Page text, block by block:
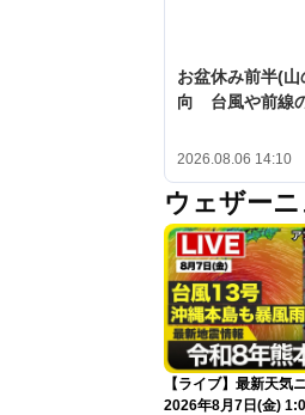
お盆休み前半(
向 台風や前線
2026.08.06 14:10
ウェザー
【ライブ】最新天気
2026年8月7日(金)